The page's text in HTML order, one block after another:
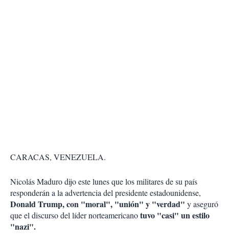
CARACAS, VENEZUELA.
Nicolás Maduro dijo este lunes que los militares de su país
responderán a la advertencia del presidente estadounidense,
Donald Trump, con "moral", "unión" y "verdad" y aseguró
que el discurso del líder norteamericanotuvo "casi" un estilo
"nazi".